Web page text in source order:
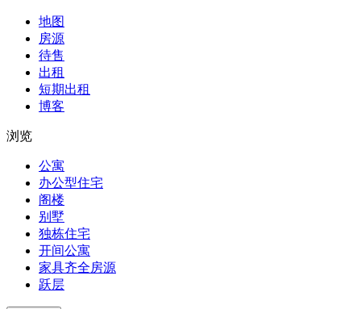
地图
房源
待售
出租
短期出租
博客
浏览
公寓
办公型住宅
阁楼
别墅
独栋住宅
开间公寓
家具齐全房源
跃层